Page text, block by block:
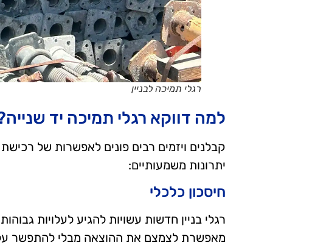
רגלי תמיכה לבניין
למה דווקא רגלי תמיכה יד
קבלנים ויזמים רבים פונים לאפשרות של
יתרונות משמעותיים:
חיסכון כלכלי
מאפשרת לצמצם את ההוצאה מבלי להתפשר